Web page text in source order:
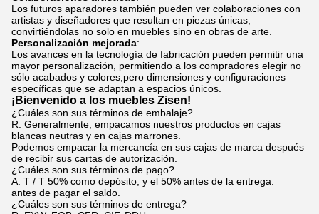
Los futuros aparadores también pueden ver colaboraciones con
artistas y diseñadores que resultan en piezas únicas,
convirtiéndolas no solo en muebles sino en obras de arte.
Personalización mejorada:
Los avances en la tecnología de fabricación pueden permitir una
mayor personalización, permitiendo a los compradores elegir no
sólo acabados y colores,pero dimensiones y configuraciones
específicas que se adaptan a espacios únicos.
¡Bienvenido a los muebles Zisen!
¿Cuáles son sus términos de embalaje?
R: Generalmente, empacamos nuestros productos en cajas
blancas neutras y en cajas marrones.
Podemos empacar la mercancía en sus cajas de marca después
de recibir sus cartas de autorización.
¿Cuáles son sus términos de pago?
A: T / T 50% como depósito, y el 50% antes de la entrega.
antes de pagar el saldo.
¿Cuáles son sus términos de entrega?